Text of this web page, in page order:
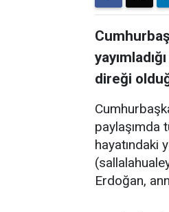
direği
paylaşımda
hayatındaki
Erdoğan,